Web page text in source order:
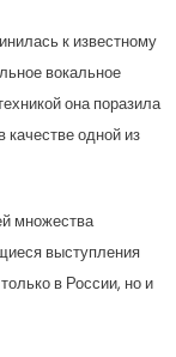
к известному
вокальное
она поразила
качестве одной из
множества
выступления
в России, но и